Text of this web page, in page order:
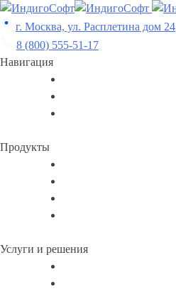
Skip
to
content
г. Москва, ул. Расплетина дом 24
8 (800) 555-51-17
Навигация
Продукты
Услуги и решения